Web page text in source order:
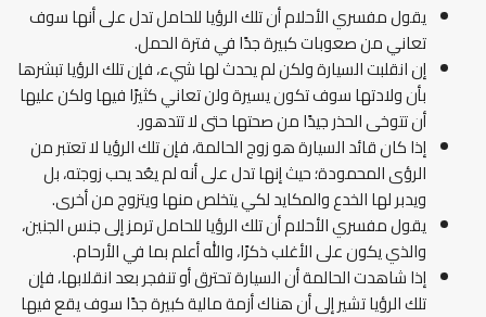
يقول مفسري الأحلام أن تلك الرؤيا للحامل تدل على أنها سوف
تعاني من صعوبات كبيرة جدًا في فترة الحمل.
إن انقلبت السيارة ولكن لم يحدث لها شيء، فإن تلك الرؤيا تبشرها
بأن ولادتها سوف تكون يسيرة ولن تعاني كثيرًا فيها ولكن عليها
أن تتوخى الحذر جيدًا من صحتها حتى لا تتدهور.
إذا كان قائد السيارة هو زوج الحالمة، فإن تلك الرؤيا لا تعتبر من
الرؤى المحمودة؛ حيث إنها تدل على أنه لم يعُد يحب زوجته، بل
ويدبر لها الخدع والمكايد لكي يتخلص منها ويتزوج من أخرى.
يقول مفسري الأحلام أن تلك الرؤيا للحامل ترمز إلى جنس الجنين،
والذي يكون على الأغلب ذكرًا، والله أعلم بما في الأرحام.
إذا شاهدت الحالمة أن السيارة تحترق أو تنفجر بعد انقلابها، فإن
تلك الرؤيا تشير إلى أن هناك أزمة مالية كبيرة جدًا سوف يقع فيها